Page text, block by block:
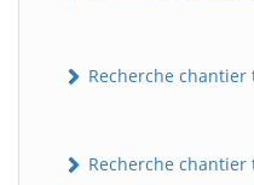
Recherche chantier
Recherche chantier